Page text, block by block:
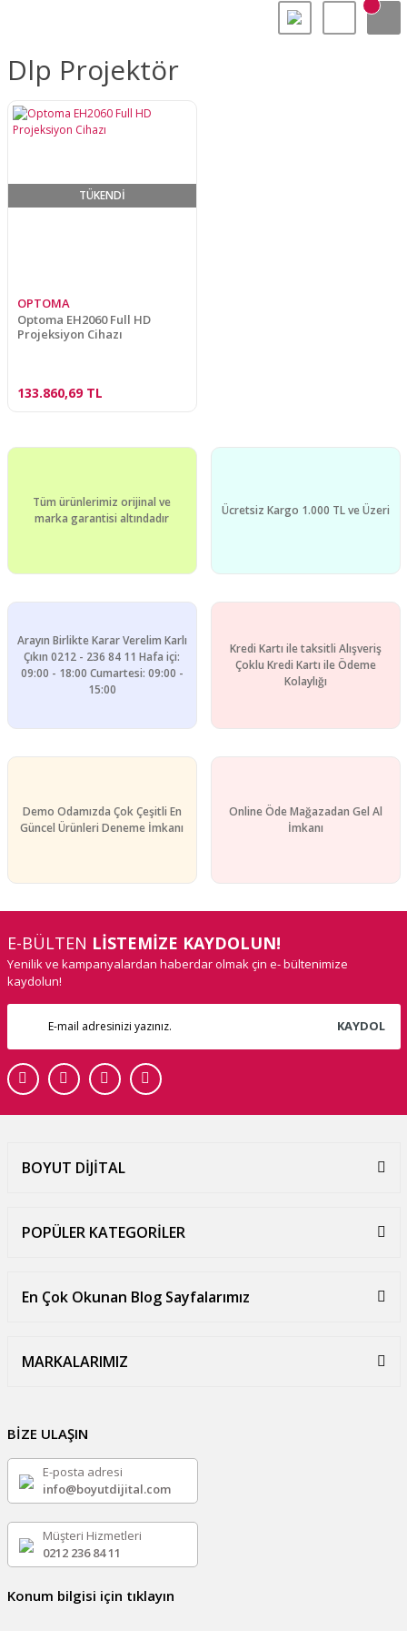
Dlp Projektör
TÜKENDİ
OPTOMA
Optoma EH2060 Full HD
Projeksiyon Cihazı
133.860,69 TL
Tüm ürünlerimiz orijinal ve
marka garantisi altındadır
Ücretsiz Kargo 1.000 TL ve Üzeri
Arayın Birlikte Karar Verelim Karlı
Çıkın 0212 - 236 84 11 Hafa içi:
09:00 - 18:00 Cumartesi: 09:00 -
15:00
Kredi Kartı ile taksitli Alışveriş
Çoklu Kredi Kartı ile Ödeme
Kolaylığı
Demo Odamızda Çok Çeşitli En
Güncel Ürünleri Deneme İmkanı
Online Öde Mağazadan Gel Al
İmkanı
E-BÜLTEN LİSTEMİZE KAYDOLUN!
Yenilik ve kampanyalardan haberdar olmak çin e- bültenimize
kaydolun!
KAYDOL
BOYUT DİJİTAL
POPÜLER KATEGORİLER
En Çok Okunan Blog Sayfalarımız
MARKALARIMIZ
BİZE ULAŞIN
E-posta adresi
info@boyutdijital.com
Müşteri Hizmetleri
0212 236 84 11
Konum bilgisi için tıklayın